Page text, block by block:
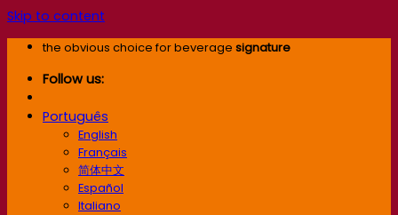
Skip to content
the obvious choice for beverage signature
Follow us:
Português
English
Français
简体中文
Español
Italiano